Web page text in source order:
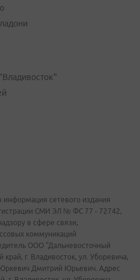
информация сетевого издания
СМИ ЭЛ № ФС 77 - 72742,
в сфере связи,
коммуникаций
ООО "Дальневосточный
г. Владивосток, ул. Уборевича,
Дмитрий Юрьевич. Адрес